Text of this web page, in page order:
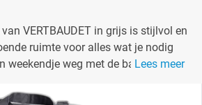
VERTBAUDET in grijs is stijlvol en
ruimte voor alles wat je nodig
weekendje weg met de baby!Lees meer